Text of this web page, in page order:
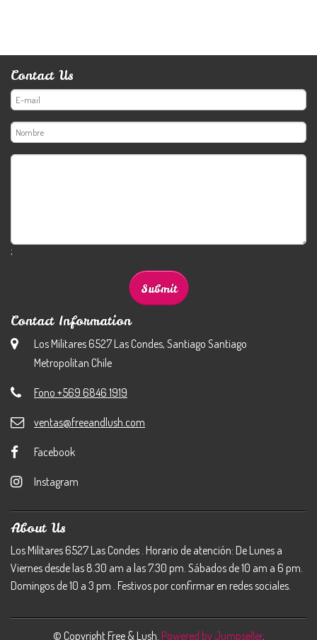
Contact Us
;
Contact Information
Los Militares 6527 Las Condes, Santiago Santiago
Metropolitan Chile
Fono +569 6846 1919
ventas@freeandlush.com
Facebook
Instagram
About Us
Los Militares 6527 Las Condes . Horario de atención: De Lunes a
Viernes desde las 8.30 am a las 7.30 pm. Sábados de 10 am a 6 pm.
Domingos de 10 a 3 pm . Festivos por confirmar en redes sociales.
© Copyright Free & Lush. Powered by Jumpseller.